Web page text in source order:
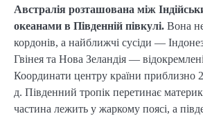
Австралія розташована між
океанами в Південній півкулі. Вона
кордонів, а найближчі сусіди —
Гвінея та Нова Зеландія —
Координати центру країни приблизно
д. Південний тропік перетинає
частина лежить у жаркому поясі, а